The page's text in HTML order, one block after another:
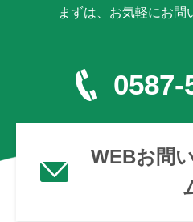
まずは、お気軽にお問
0587-
WEBお問